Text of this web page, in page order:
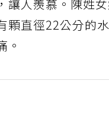
讓人羨慕。陳姓
顆直徑22公分的
。